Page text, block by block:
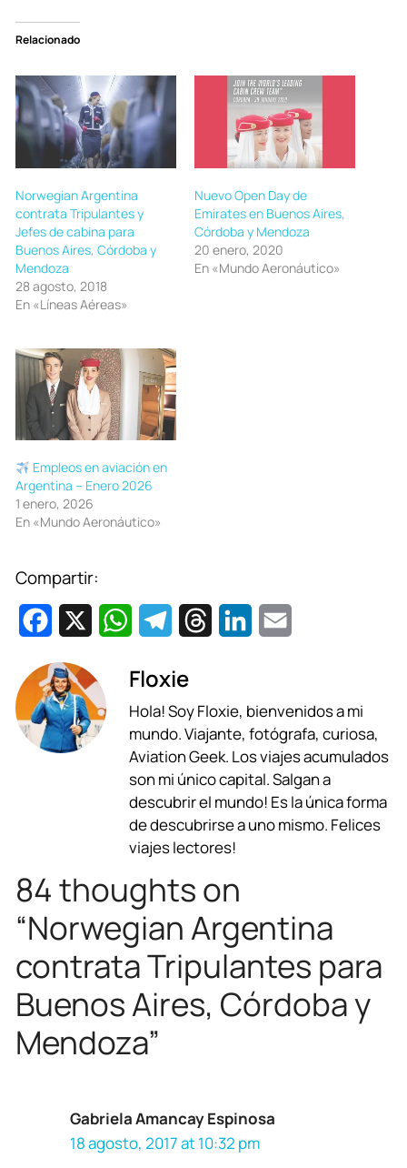
Relacionado
Norwegian Argentina
contrata Tripulantes y
Jefes de cabina para
Buenos Aires, Córdoba y
Mendoza
28 agosto, 2018
En «Líneas Aéreas»
Nuevo Open Day de
Emirates en Buenos Aires,
Córdoba y Mendoza
20 enero, 2020
En «Mundo Aeronáutico»
Empleos en aviación en
Argentina – Enero 2026
1 enero, 2026
En «Mundo Aeronáutico»
Compartir:
c
e
b
W
a
t
s
A
p
p
l
e
g
r
a
m
e
a
d
s
k
e
d
i
l
Floxie
Hola! Soy Floxie, bienvenidos a mi
mundo. Viajante, fotógrafa, curiosa,
Aviation Geek. Los viajes acumulados
son mi único capital. Salgan a
descubrir el mundo! Es la única forma
de descubrirse a uno mismo. Felices
viajes lectores!
84 thoughts on
“Norwegian Argentina
contrata Tripulantes para
Buenos Aires, Córdoba y
Mendoza”
Gabriela Amancay Espinosa
18 agosto, 2017 at 10:32 pm